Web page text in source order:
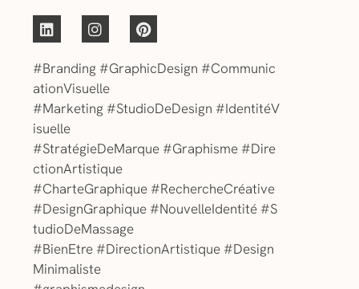
#Branding #GraphicDesign #Communic
ationVisuelle
#Marketing #StudioDeDesign #IdentitéV
isuelle
#StratégieDeMarque #Graphisme #Dire
ctionArtistique
#CharteGraphique #RechercheCréative
#DesignGraphique #NouvelleIdentité #S
tudioDeMassage
#BienEtre #DirectionArtistique #Design
Minimaliste